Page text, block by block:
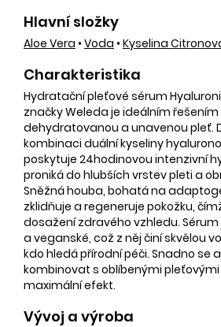
Hlavní složky
Aloe Vera • Voda • Kyselina
Charakteristika
Hydratační pleťové sérum
značky Weleda je ideálním řešením
dehydratovanou a unavenou pleť.
kombinaci duální kyseliny
poskytuje 24hodinovou intenzivní
proniká do hlubších vrstev pleti a
Sněžná houba, bohatá na
zklidňuje a regeneruje pokožku,
dosažení zdravého vzhledu.
a veganské, což z něj činí skvělou
kdo hledá přírodní péči. Snadno se
kombinovat s oblíbenými pleťovými
maximální efekt.
Vývoj a výroba